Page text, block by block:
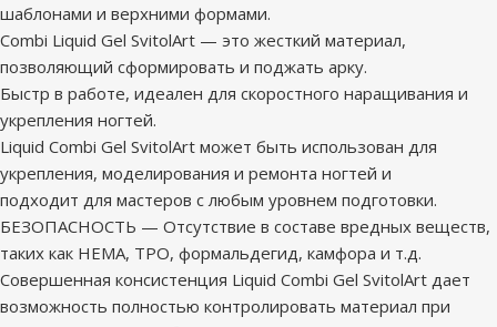
шаблонами и верхними формами.
Combi Liquid Gel SvitolArt — это жесткий материал,
позволяющий сформировать и поджать арку.
Быстр в работе, идеален для скоростного наращивания и
укрепления ногтей.
Liquid Combi Gel SvitolArt может быть использован для
укрепления, моделирования и ремонта ногтей и
подходит для мастеров с любым уровнем подготовки.
БЕЗОПАСНОСТЬ — Отсутствие в составе вредных веществ,
таких как HEMA, TPO, формальдегид, камфора и т.д.
Совершенная консистенция Liquid Combi Gel SvitolArt дает
возможность полностью контролировать материал при